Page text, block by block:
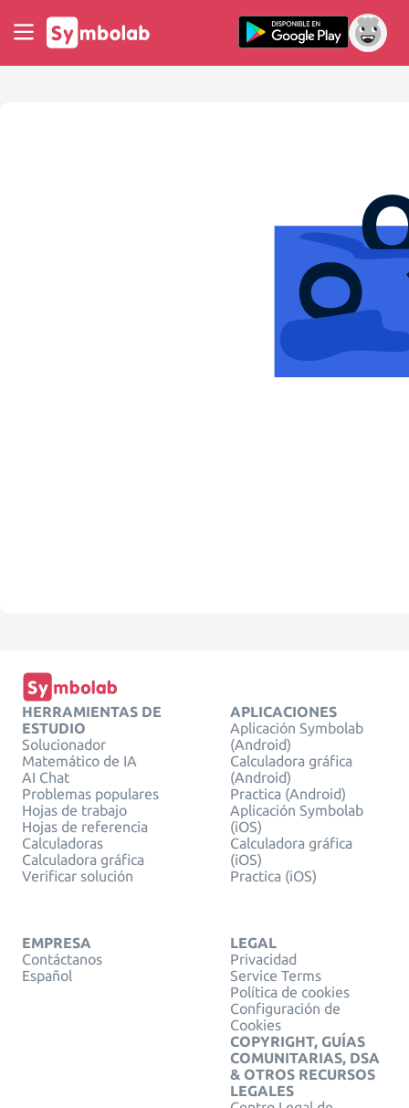
HERRAMIENTAS DE
ESTUDIO
Solucionador
Matemático de IA
AI Chat
Problemas populares
Hojas de trabajo
Hojas de referencia
Calculadoras
Calculadora gráfica
Verificar solución
APLICACIONES
Aplicación Symbolab
(Android)
Calculadora gráfica
(Android)
Practica (Android)
Aplicación Symbolab
(iOS)
Calculadora gráfica
(iOS)
Practica (iOS)
EMPRESA
Contáctanos
Español
LEGAL
Privacidad
Service Terms
Política de cookies
Configuración de
Cookies
COPYRIGHT, GUÍAS
COMUNITARIAS, DSA
& OTROS RECURSOS
LEGALES